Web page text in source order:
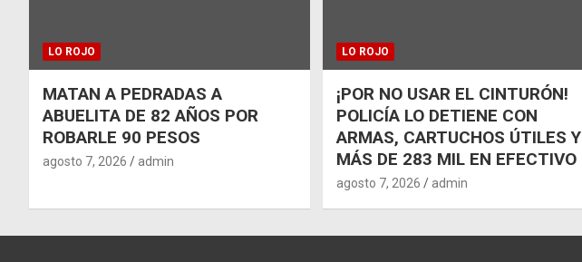
LO ROJO
MATAN A PEDRADAS A
ABUELITA DE 82 AÑOS POR
ROBARLE 90 PESOS
agosto 7, 2026 admin
LO ROJO
¡POR NO USAR EL CINTURÓN!
POLICÍA LO DETIENE CON
ARMAS, CARTUCHOS ÚTILES Y
MÁS DE 283 MIL EN EFECTIVO
agosto 7, 2026 admin